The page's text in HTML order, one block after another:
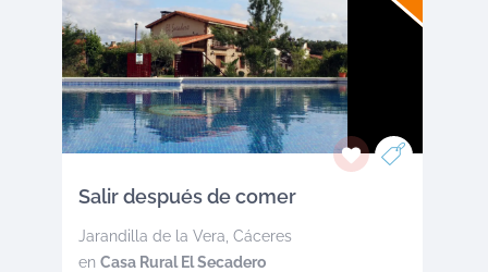
Salir después de comer
Jarandilla de la Vera Cáceres
en Casa Rural El Secadero